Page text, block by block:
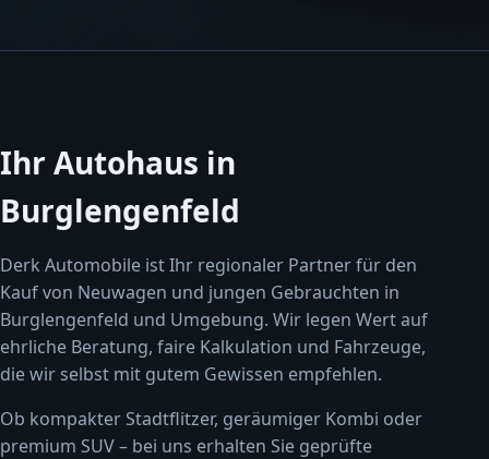
Ihr Autohaus in
Burglengenfeld
Derk Automobile ist Ihr regionaler Partner für den
Kauf von Neuwagen und jungen Gebrauchten in
Burglengenfeld und Umgebung. Wir legen Wert auf
ehrliche Beratung, faire Kalkulation und Fahrzeuge,
die wir selbst mit gutem Gewissen empfehlen.
Ob kompakter Stadtflitzer, geräumiger Kombi oder
premium SUV – bei uns erhalten Sie geprüfte